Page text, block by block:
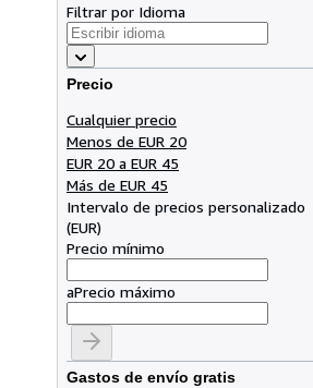
Filtrar por Idioma
Precio
Cualquier precio
Menos de EUR 20
EUR 20 a EUR 45
Más de EUR 45
Intervalo de precios personalizado
(EUR)
Precio mínimo
aPrecio máximo
Gastos de envío gratis